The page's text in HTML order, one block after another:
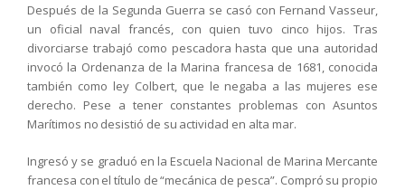
Después de la Segunda Guerra se casó con Fernand Vasseur,
un oficial naval francés, con quien tuvo cinco hijos. Tras
divorciarse trabajó como pescadora hasta que una autoridad
invocó la Ordenanza de la Marina francesa de 1681, conocida
también como ley Colbert, que le negaba a las mujeres ese
derecho. Pese a tener constantes problemas con Asuntos
Marítimos no desistió de su actividad en alta mar.
Ingresó y se graduó en la Escuela Nacional de Marina Mercante
francesa con el título de “mecánica de pesca”. Compró su propio